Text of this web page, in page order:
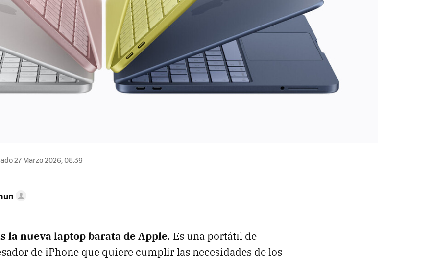
27 Marzo 2026, 08:39
la nueva laptop barata de Apple. Es una portátil de
de iPhone que quiere cumplir las necesidades de los